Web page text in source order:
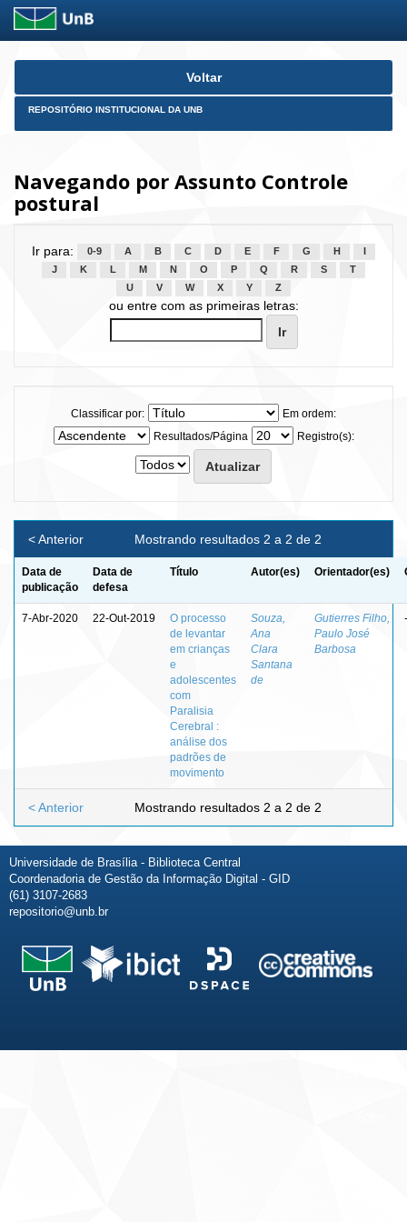
Skip
Voltar
REPOSITÓRIO INSTITUCIONAL DA UNB
Navegando por Assunto Controle
postural
Ir para: 0-9 A B C D E F G H
J
K L M N O P Q R S
T
U
V W X Y Z
ou entre com as primeiras letras:
Classificar por:
Em ordem:
Resultados/Página
Registro(s):
Mostrando resultados 2 a 2 de 2
< Anterior
Data de
publicação
Data de
defesa
Título Autor(es) Orientador(es)
7-Abr-2020 22-Out-2019
O processo
de levantar
em crianças
e
adolescentes
com
Paralisia
Cerebral :
análise dos
padrões de
movimento
Souza,
Ana
Clara
Santana
de
Gutierres Filho,
Paulo José
Barbosa
-
Mostrando resultados 2 a 2 de 2
< Anterior
Universidade de Brasília - Biblioteca Central
Coordenadoria de Gestão da Informação Digital - GID
(61) 3107-2683
repositorio@unb.br